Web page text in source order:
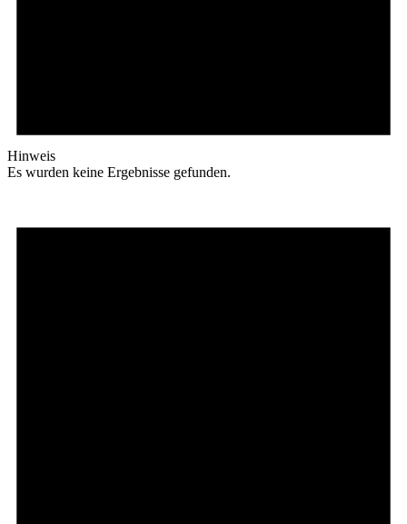
Hinweis
Es wurden keine Ergebnisse gefunden.